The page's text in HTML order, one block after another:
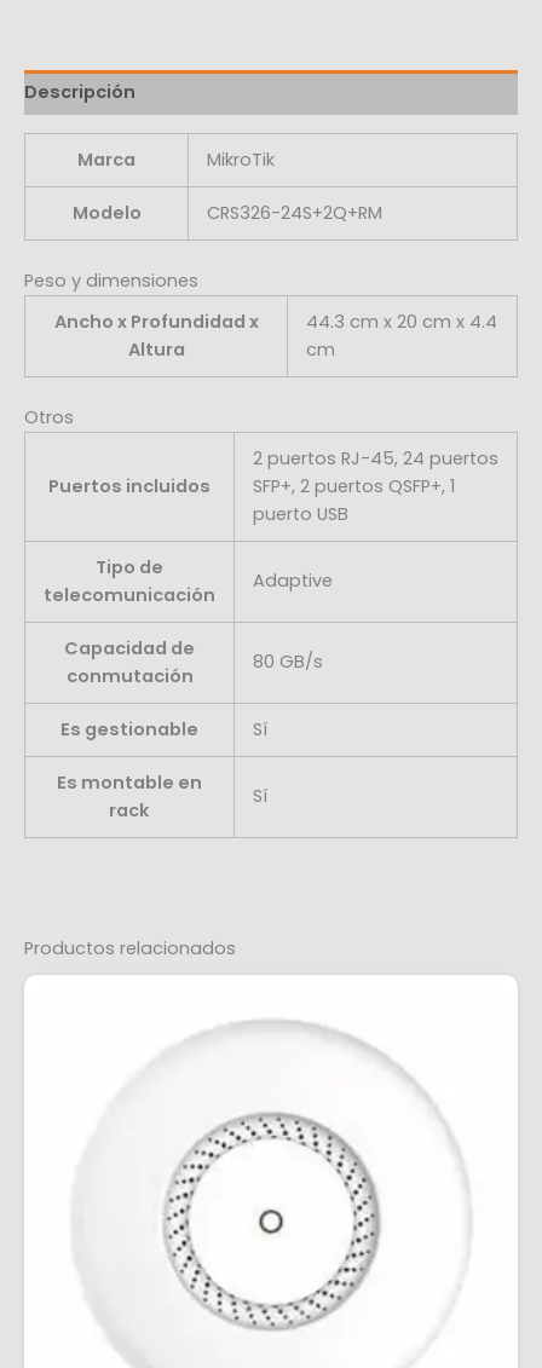
Descripción
Marca MikroTik
Modelo CRS326-24S+2Q+RM
Peso y dimensiones
Ancho x Profundidad x
Altura
44.3 cm x 20 cm x 4.4
cm
Otros
Puertos incluidos
2 puertos RJ-45, 24 puertos
SFP+, 2 puertos QSFP+, 1
puerto USB
Tipo de
telecomunicación
Adaptive
Capacidad de
conmutación
80 GB/s
Es gestionable Sí
Es montable en
rack
Sí
Productos relacionados